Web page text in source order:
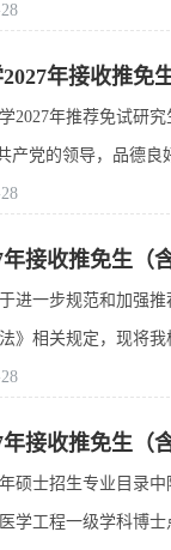
年接收推免
2027年推荐免试研
产党的领导，品德良
年接收推免生（
进一步规范和加强
》相关规定，现将
接收推免生（
硕士招生专业目录
学工程一级学科博